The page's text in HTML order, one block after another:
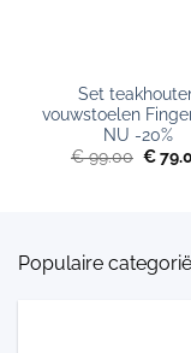
Set
vouwstoelen
NU -20%
€99.00
prijs
€
Populaire